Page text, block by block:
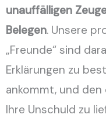
unauffälligen
Belegen. Unsere
„Freunde“ sind
Erklärungen zu
ankommt, und
Ihre Unschuld zu